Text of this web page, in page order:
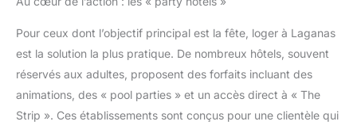
Pour ceux dont l’objectif principal est la fête, loger à Laganas
est la solution la plus pratique. De nombreux hôtels, souvent
réservés aux adultes, proposent des forfaits incluant des
animations, des « pool parties » et un accès direct à « The
Strip ». Ces établissements sont conçus pour une clientèle qui